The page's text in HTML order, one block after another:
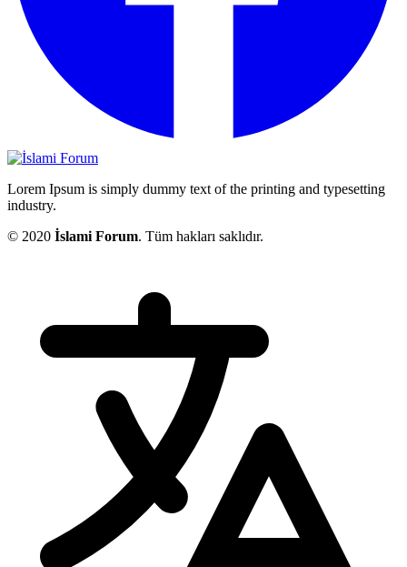
Lorem Ipsum is simply dummy text of the printing and typesetting
industry.
© 2020 İslami Forum. Tüm hakları saklıdır.